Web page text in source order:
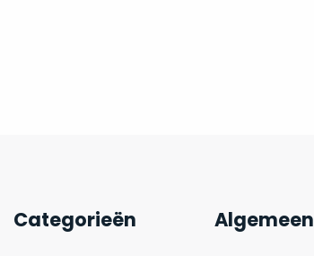
Categorieën Algemeen